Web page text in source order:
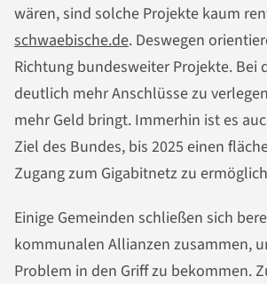
wären, sind solche Projekte kaum
schwaebische.de. Deswegen
Richtung bundesweiter Projekte. Bei
deutlich mehr Anschlüsse zu
mehr Geld bringt. Immerhin ist es
Ziel des Bundes, bis 2025 einen
Zugang zum Gigabitnetz zu
Einige Gemeinden schließen sich
kommunalen Allianzen zusammen,
Problem in den Griff zu bekommen.